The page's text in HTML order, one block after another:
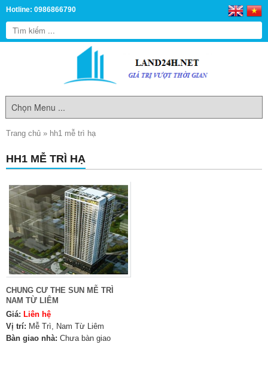
Hotline: 0986866790
Trang chủ » hh1 mễ trì hạ
HH1 MỄ TRÌ HẠ
CHUNG CƯ THE SUN MỄ TRÌ
NAM TỪ LIÊM
Giá: Liên hệ
Vị trí: Mễ Trì, Nam Từ Liêm
Bàn giao nhà: Chưa bàn giao